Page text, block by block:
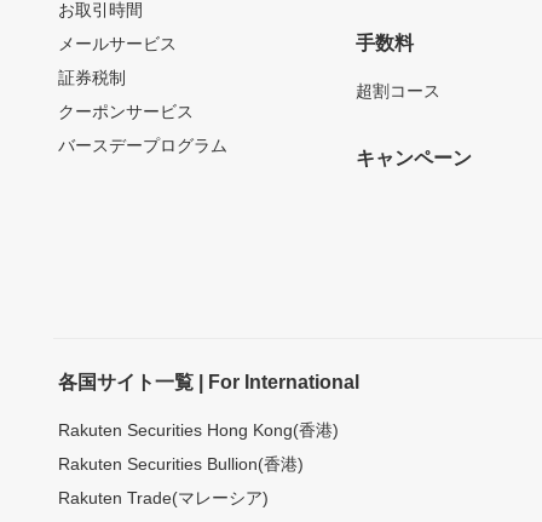
お取引時間
メールサービス
証券税制
クーポンサービス
バースデープログラム
手数料
超割コース
キャンペーン
各国サイト一覧 | For International
Rakuten Securities Hong Kong(香港)
Rakuten Securities Bullion(香港)
Rakuten Trade(マレーシア)